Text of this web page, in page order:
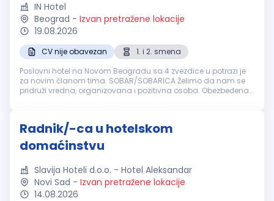
IN Hotel
Beograd - Izvan pretražene lokacije
19.08.2026
CV nije obavezan
1. i 2. smena
Poslovni hotel na Novom Beogradu sa 4 zvezdice u potrazi je
za novim članom tima. SOBAR/SOBARICA Želimo da nam se
pridruži vredna, organizovana i pozitivna osoba. Obezbeđena
Radnik/-ca u hotelskom
domaćinstvu
Slavija Hoteli d.o.o. - Hotel Aleksandar
Novi Sad - Izvan pretražene lokacije
14.08.2026